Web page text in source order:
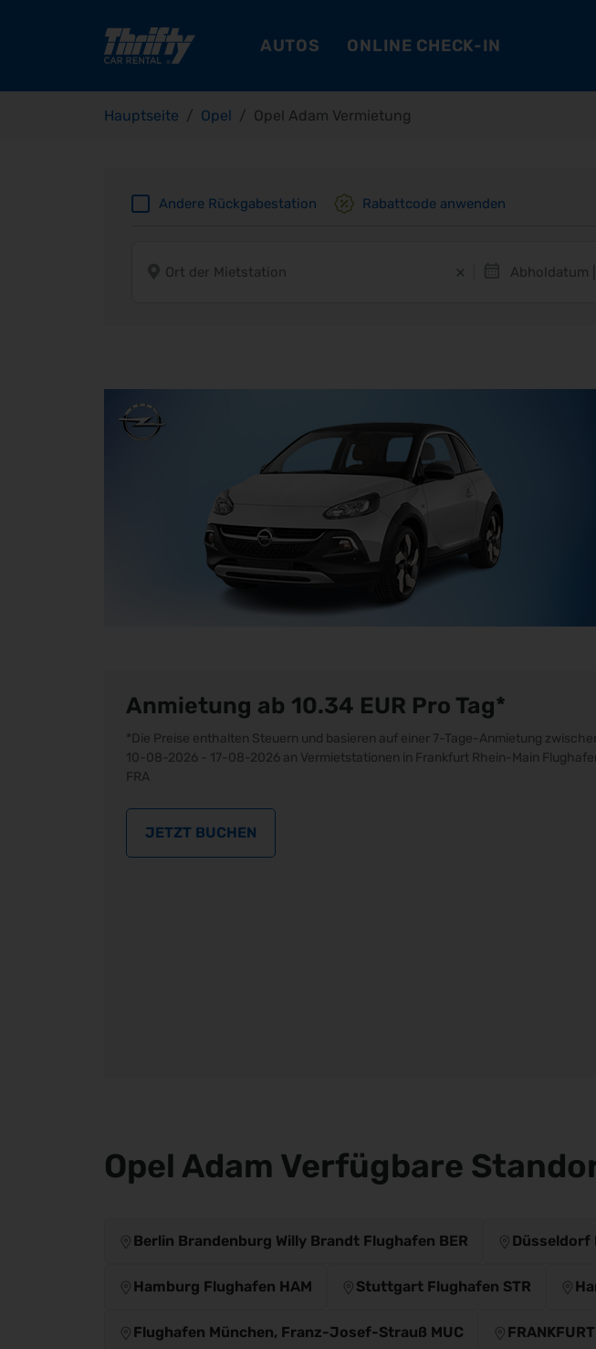
AUTOS ONLINE CHECK-IN
Hauptseite Opel Opel Adam Vermietung
Andere Rückgabestation Rabattcode anwenden
Anmietung ab 10.34 EUR Pro Tag*
*Die Preise enthalten Steuern und basieren auf einer 7-Tage-Anmietung
10-08-2026 - 17-08-2026 an Vermietstationen in Frankfurt Rhein-Main
FRA
JETZT BUCHEN
Opel Adam Verfügbare
Berlin Brandenburg Willy Brandt Flughafen BER Düsseldorf
Hamburg Flughafen HAM Stuttgart Flughafen STR
Flughafen München, Franz-Josef-Strauß MUC